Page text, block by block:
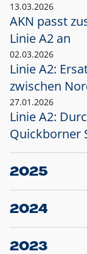
13.03.2026
AKN passt
Linie A2 an
02.03.2026
Linie A2:
zwischen
27.01.2026
Linie A2:
Quickborner
2025
23.12.2025
Projekt S5:
2024
10.12.2024
Großprojekt
2023